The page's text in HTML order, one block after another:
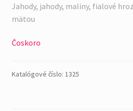
Jahody, jahody, maliny, fialové
mätou
Čoskoro
Katalógové číslo: 1325